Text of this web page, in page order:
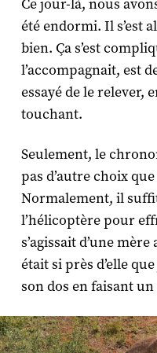
Ce jour-là, nous
été endormi. Il s’est
bien. Ça s’est
l’accompagnait, est
essayé de le relever,
touchant.
Seulement, le
pas d’autre choix que
Normalement, il
l’hélicoptère pour
s’agissait d’une
était si près d’elle
son dos en faisant un